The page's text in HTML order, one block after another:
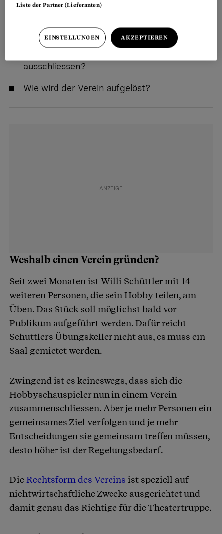
Wer haftet für finanzielle Verpflichtungen?
Wie kann man aus dem Verein austreten?
ausschliessen?
Wie wird der Verein aufgelöst?
Weshalb einen Verein gründen?
Seit zwei Monaten ist Willi Schüttler mit 14
weiteren Personen, die sein Hobby teilen, am
Üben. Das Stück soll möglichst bald vor
Publikum aufgeführt werden. Dafür reicht
Schüttlers Übungskeller nicht aus, es muss ein
Saal gemietet werden.
Zwingend ist es keineswegs, dass sich die
Hobbyschauspieler nun in einem Verein
zusammenschliessen. Aber je mehr Personen ein
gemeinsames Ziel verfolgen und je mehr
Entscheidungen sie gemeinsam treffen müssen,
desto höher ist der Regelungsbedarf.
DieRechtsform des Vereins ist speziell auf
nichtwirtschaftliche Zwecke ausgerichtet und
damit genau das Richtige für die Theatertruppe.
Liste der Partner (Lieferanten)
EINSTELLUNGEN AKZEPTIEREN